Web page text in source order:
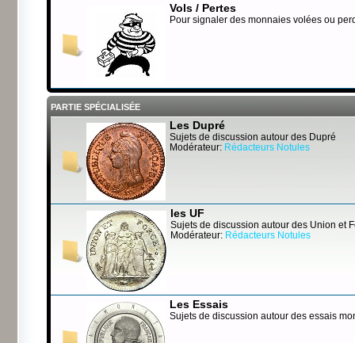
Vols / Pertes
Pour signaler des monnaies volées ou
PARTIE SPÉCIALISÉE
Les Dupré
Sujets de discussion autour des Dupré
Modérateur: Rédacteurs Notules
les UF
Sujets de discussion autour des Union et
Modérateur: Rédacteurs Notules
Les Essais
Sujets de discussion autour des essais